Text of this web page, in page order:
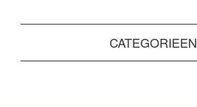
CATEGORIEEN